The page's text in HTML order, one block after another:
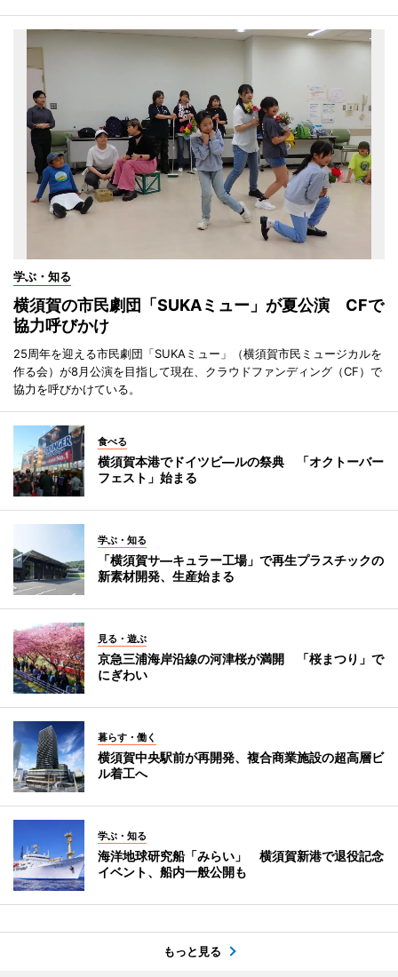
学ぶ・知る
横須賀の市民劇団「SUKAミュー」が夏公演 CFで
協力呼びかけ
25周年を迎える市民劇団「SUKAミュー」（横須賀市民ミュージカルを
作る会）が8月公演を目指して現在、クラウドファンディング（CF）で
協力を呼びかけている。
食べる
横須賀本港でドイツビ―ルの祭典 「オクトーバー
フェスト」始まる
学ぶ・知る
「横須賀サ―キュラー工場」で再生プラスチックの
新素材開発、生産始まる
見る・遊ぶ
京急三浦海岸沿線の河津桜が満開 「桜まつり」で
にぎわい
暮らす・働く
横須賀中央駅前が再開発、複合商業施設の超高層ビ
ル着工へ
学ぶ・知る
海洋地球研究船「みらい」 横須賀新港で退役記念
イベント、船内一般公開も
もっと見る